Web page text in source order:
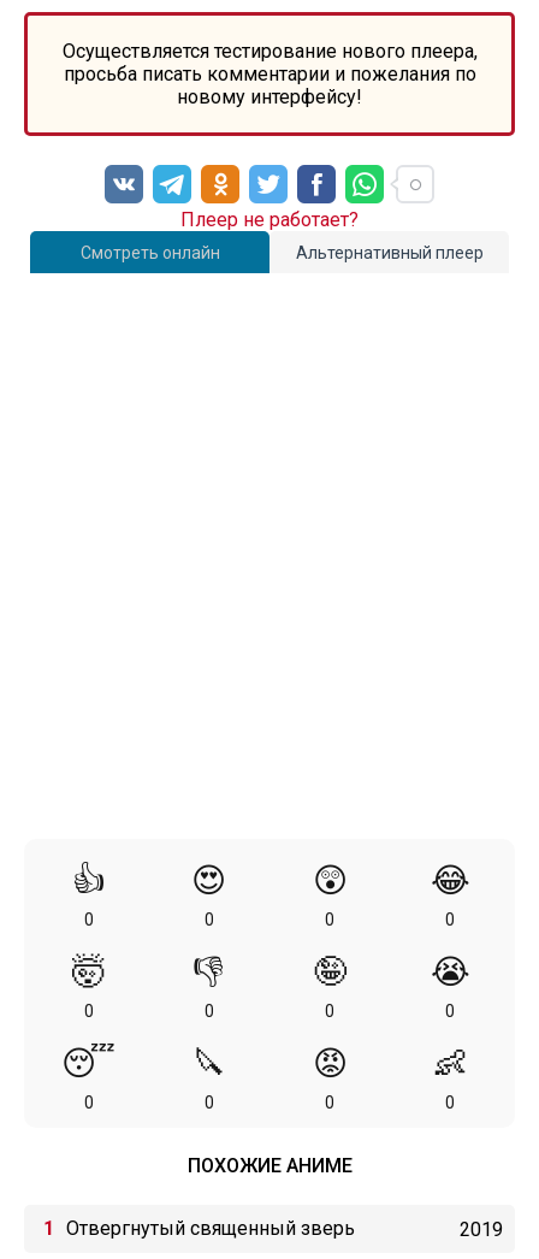
Осуществляется тестирование нового плеера,
просьба писать комментарии и пожелания по
новому интерфейсу!
Смотреть онлайн Альтернативный плеер
Плеер не работает?
👍
0
😍
0
😲
0
😂
0
🤯
0
👎
0
🤪
0
😭
0
😴
0
🔪
0
😡
0
👶
0
ПОХОЖИЕ АНИМЕ
Отвергнутый священный зверь 2019